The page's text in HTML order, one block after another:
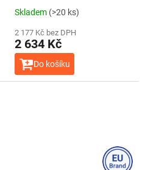
Skladem (>20 ks)
2 177 Kč bez DPH
2 634 Kč
Do košíku